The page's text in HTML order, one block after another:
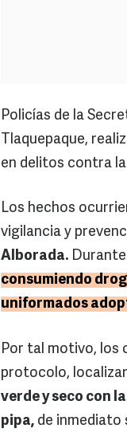
Policías de la
Tlaquepaque,
en delitos contra
Los hechos
vigilancia y
Alborada.
consumiendo
uniformados
Por tal motivo, los
protocolo,
verde y seco con
pipa, de inmediato